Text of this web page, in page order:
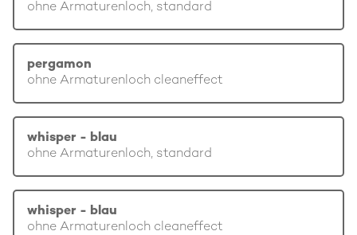
ohne Armaturenloch, standard
pergamon
ohne Armaturenloch cleaneffect
whisper - blau
ohne Armaturenloch, standard
whisper - blau
ohne Armaturenloch cleaneffect